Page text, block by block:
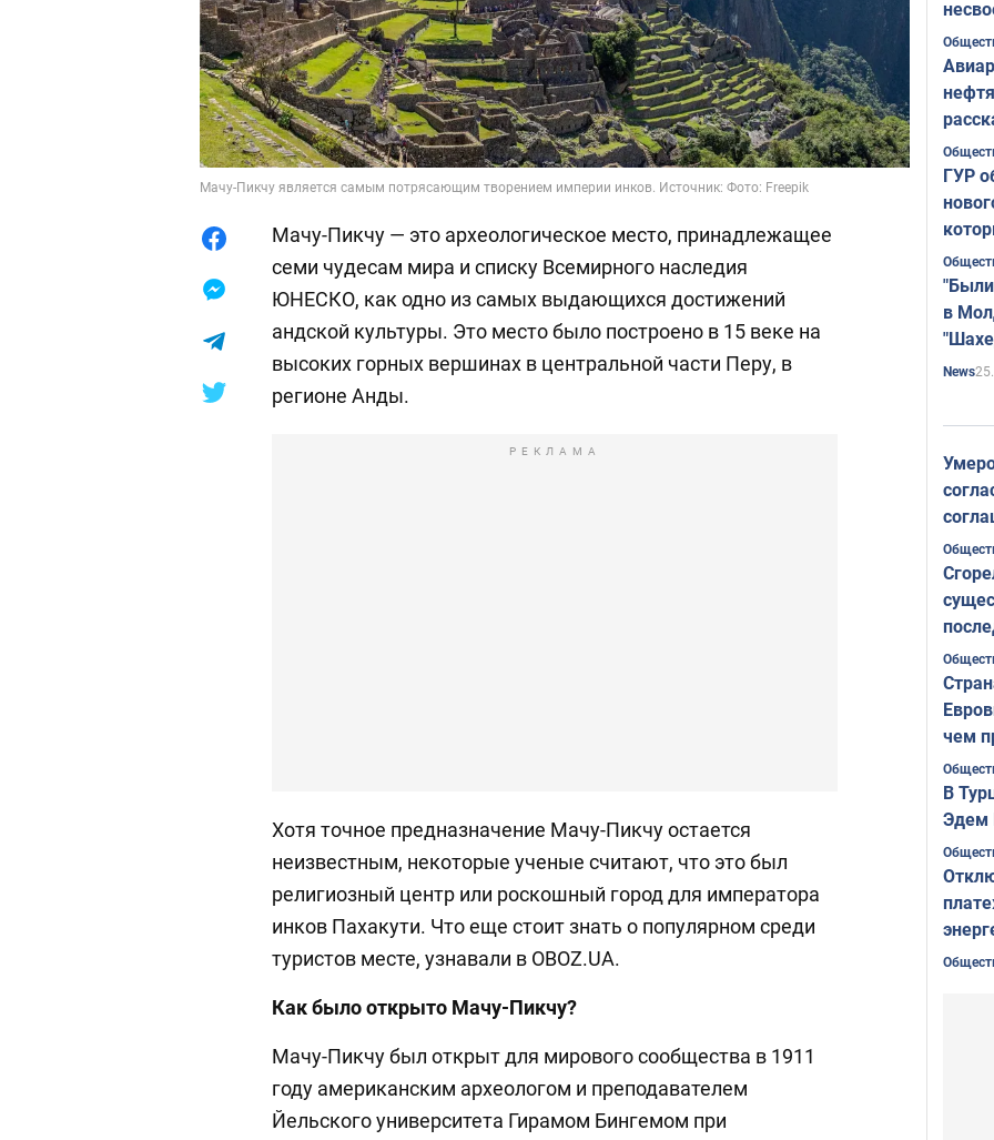
Мачу-Пикчу является самым потрясающим творением империи инков. Источник: Фото: Freepik
Мачу-Пикчу — это археологическое место, принадлежащее
семи чудесам мира и списку Всемирного наследия
ЮНЕСКО, как одно из самых выдающихся достижений
андской культуры. Это место было построено в 15 веке на
высоких горных вершинах в центральной части Перу, в
регионе Анды.
РЕКЛАМА
Хотя точное предназначение Мачу-Пикчу остается
неизвестным, некоторые ученые считают, что это был
религиозный центр или роскошный город для императора
инков Пахакути. Что еще стоит знать о популярном среди
туристов месте, узнавали в OBOZ.UA.
Как было открыто Мачу-Пикчу?
Мачу-Пикчу был открыт для мирового сообщества в 1911
году американским археологом и преподавателем
Йельского университета Гирамом Бингемом при
ГУР
в
News
чем
В
Эдем